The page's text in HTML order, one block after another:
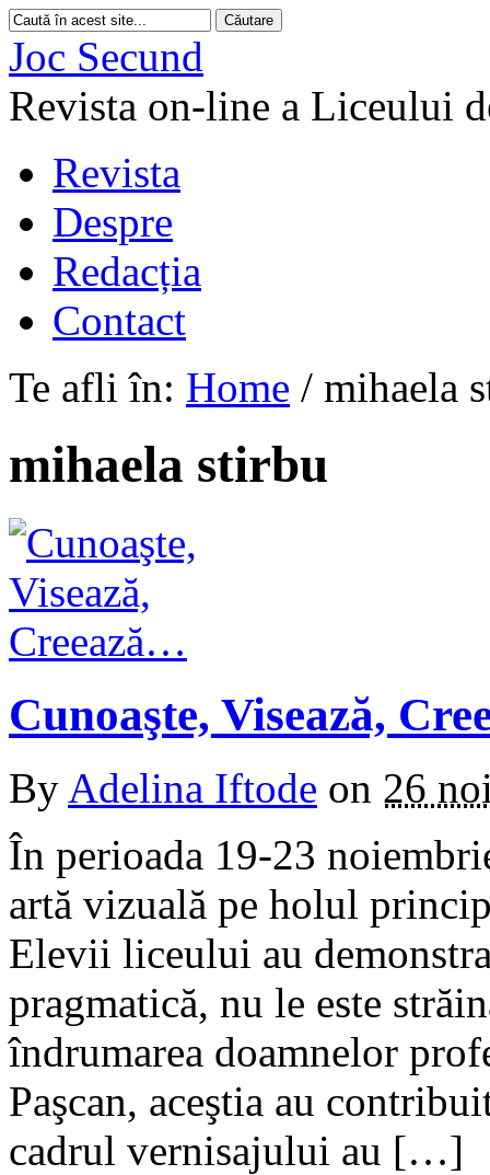
Joc Secund
Revista on-line a Liceului
Revista
Despre
Redacția
Contact
Te afli în: Home / mihaela
mihaela stirbu
Cunoaşte, Visează,
By Adelina Iftode on 26
În perioada 19-23
artă vizuală pe holul
Elevii liceului au
pragmatică, nu le este
îndrumarea doamnelor
Paşcan, aceştia au
cadrul vernisajului au […]